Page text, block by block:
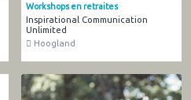
Workshops en retraites
Inspirational Communication
Unlimited
Hoogland